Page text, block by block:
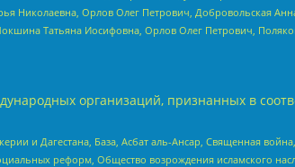
Орлов Олег Петрович, Добровольская
Татьяна Иосифовна, Орлов Олег Петрович,
организаций, признанных в
и Дагестана, База, Асбат аль-Ансар, Священная
реформ, Общество возрождения исламского